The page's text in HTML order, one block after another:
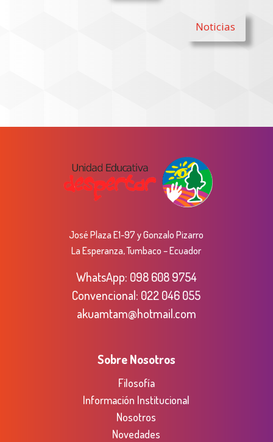
Noticias
José Plaza E1-97 y Gonzalo Pizarro
La Esperanza, Tumbaco – Ecuador
WhatsApp: 098 608 9754
Convencional: 022 046 055
akuamtam@hotmail.com
Sobre Nosotros
Filosofía
Información Institucional
Nosotros
Novedades